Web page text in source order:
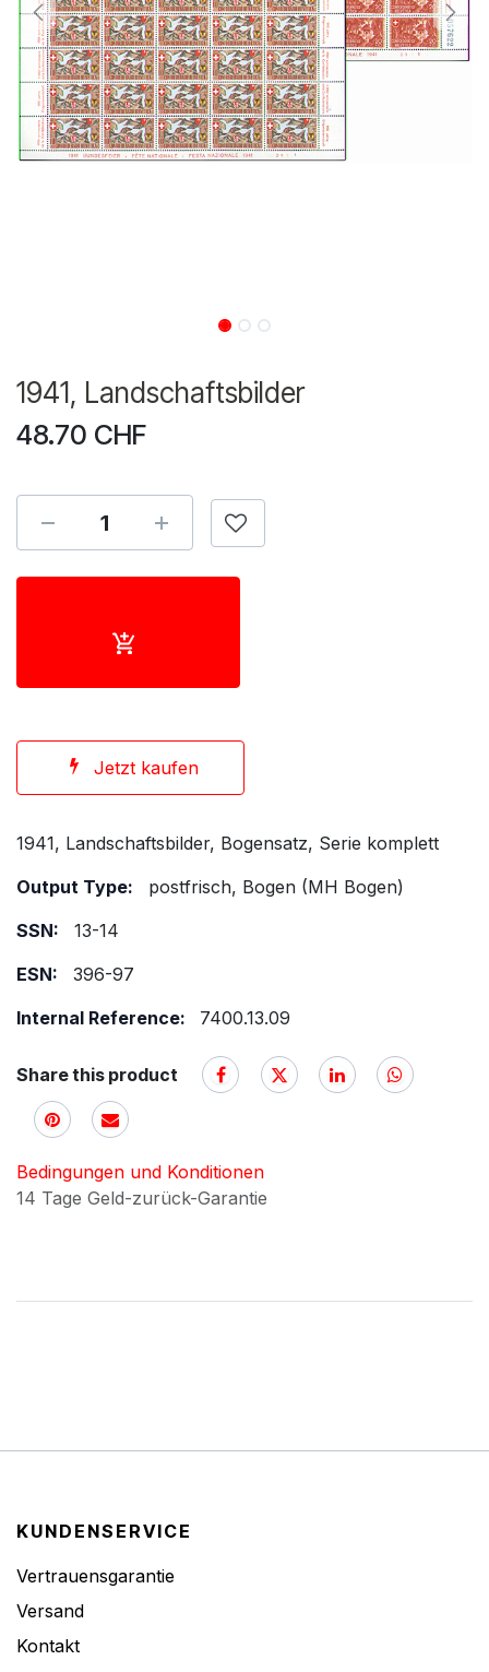
1941, Landschaftsbilder
48.70 CHF
Jetzt kaufen
1941, Landschaftsbilder, Bogensatz, Serie komplett
Output Type:
postfrisch, Bogen (MH Bogen)
SSN:
13-14
ESN:
396-97
Internal Reference:
7400.13.09
Share this product
Bedingungen und Konditionen
14 Tage Geld-zurück-Garantie
KUNDENSERVICE
Vertrauensgarantie
Versand
Kontakt